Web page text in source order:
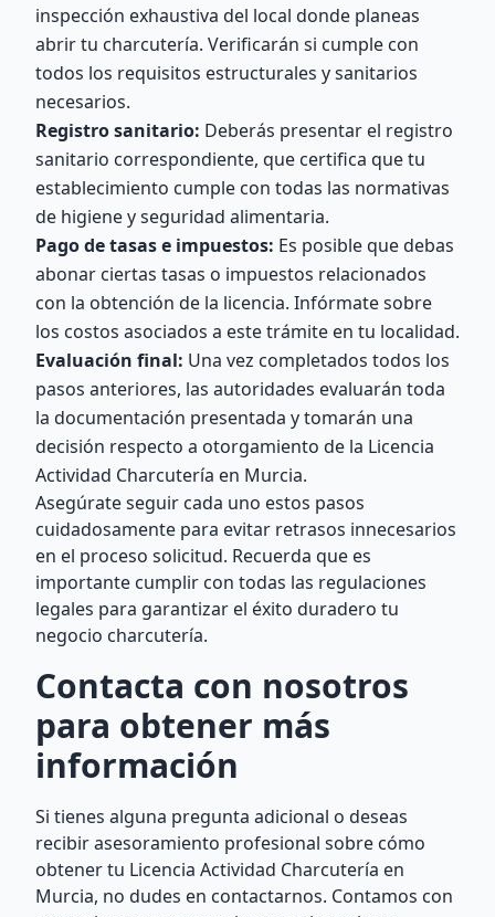
inspección exhaustiva del local donde planeas
abrir tu charcutería. Verificarán si cumple con
todos los requisitos estructurales y sanitarios
necesarios.
Registro sanitario: Deberás presentar el registro
sanitario correspondiente, que certifica que tu
establecimiento cumple con todas las normativas
de higiene y seguridad alimentaria.
Pago de tasas e impuestos: Es posible que debas
abonar ciertas tasas o impuestos relacionados
con la obtención de la licencia. Infórmate sobre
los costos asociados a este trámite en tu localidad.
Evaluación final: Una vez completados todos los
pasos anteriores, las autoridades evaluarán toda
la documentación presentada y tomarán una
decisión respecto a otorgamiento de la Licencia
Actividad Charcutería en Murcia.
Asegúrate seguir cada uno estos pasos
cuidadosamente para evitar retrasos innecesarios
en el proceso solicitud. Recuerda que es
importante cumplir con todas las regulaciones
legales para garantizar el éxito duradero tu
negocio charcutería.
Contacta con nosotros
para obtener más
información
Si tienes alguna pregunta adicional o deseas
recibir asesoramiento profesional sobre cómo
obtener tu Licencia Actividad Charcutería en
Murcia, no dudes en contactarnos. Contamos con